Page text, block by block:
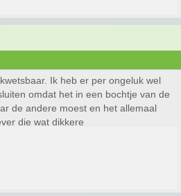
Ik heb er per ongeluk wel
omdat het in een bochtje van de
de andere moest en het allemaal
die wat dikkere